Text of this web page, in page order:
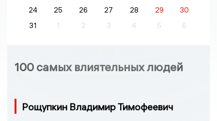
24
25 26 27 28 29
30
31
1 2 3 4 5 6
100 самых влиятельных людей
Рощупкин Владимир Тимофеевич